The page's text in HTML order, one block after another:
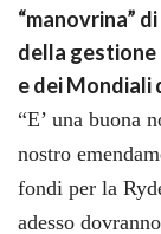
“manovrina”
della gestione
e dei Mondiali
“E’ una buona
nostro
fondi per la
adesso